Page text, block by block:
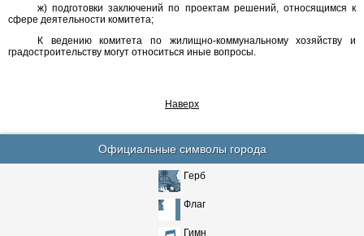
ж) подготовки заключений по проектам решений, относящимся к
сфере деятельности комитета;
К ведению комитета по жилищно-коммунальному хозяйству и
градостроительству могут относиться иные вопросы.
Наверх
Официальные символы города
Герб
Флаг
Гимн